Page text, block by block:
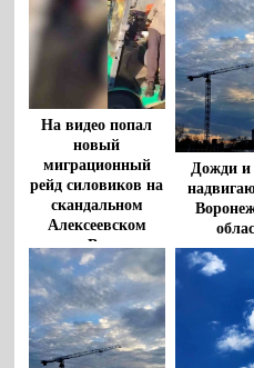
На видео попал
новый
миграционный
рейд силовиков на
скандальном
Алексеевском
рынке Воронежа
Дожди и